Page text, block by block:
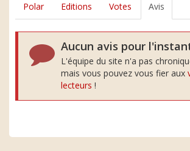
Polar Editions Votes Avis
Aucun avis pour
L'équipe du site n'a pas
mais vous pouvez vous fier aux
lecteurs !